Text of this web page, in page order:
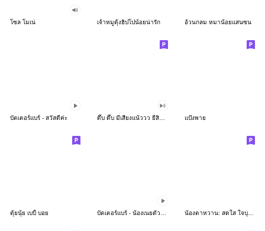
โซล โมเน่ เจ้าหมูดุ้งฮิปโปน้อยน่ารัก อ้วนกลม หมาน้อยแสนซน
บัตเตอร์แบร์ - สวัสดีค่ะ แป้งพาย
ตุ้ยนุ้ย เบบี้ บอย น้องตาหวาน: สดใส ใจบุญ (สีพาสเทล)